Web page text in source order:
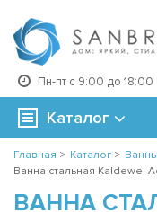
Пн-пт с 9:00 до 18:00
Каталог
Главная > Каталог > Ванны
Ванна стальная Kaldewei
ВАННА